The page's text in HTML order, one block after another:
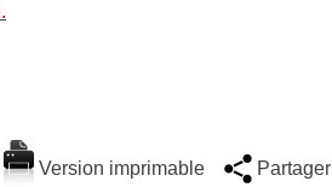
Version imprimable Partager